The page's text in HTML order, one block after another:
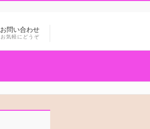
お問い合わせ
お気軽にどうぞ